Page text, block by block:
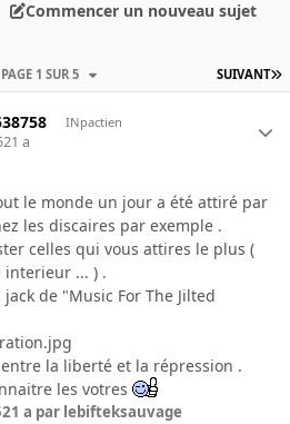
Commencer un nouveau sujet
SUIVANT
PAGE 1 SUR 5
INpactien
21 a
le monde un jour a été attiré par
les discaires par exemple .
celles qui vous attires le plus (
interieur ... ) .
de "Music For The Jilted
la liberté et la répression .
les votres
21 a par lebifteksauvage